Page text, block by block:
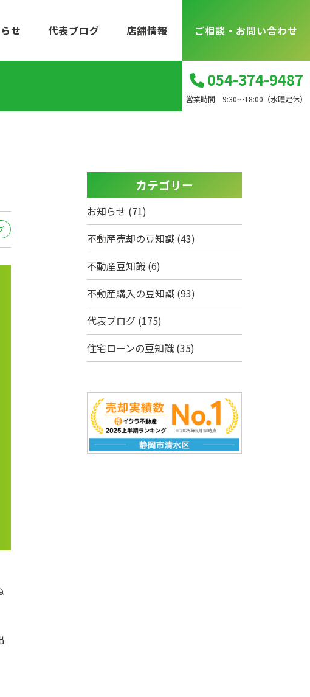
054-374-9487
営業時間 9:30～18:00（水曜定休）
せ 代表ブログ 店舗情報 ご相談・お問い合わせ
カテゴリー
お知らせ (71)
不動産売却の豆知識 (43)
不動産豆知識 (6)
不動産購入の豆知識 (93)
代表ブログ (175)
住宅ローンの豆知識 (35)